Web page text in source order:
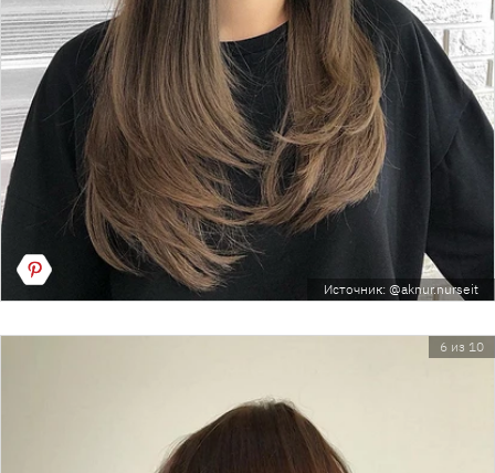
Источник: @aknur.nurseit
6 из 10